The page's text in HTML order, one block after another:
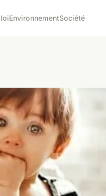
EnvironnementSociété